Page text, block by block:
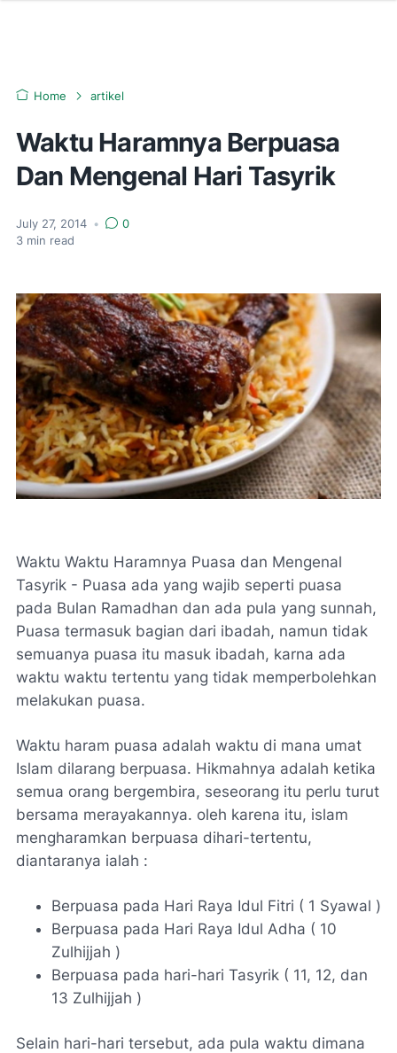
Home artikel
Waktu Haramnya Berpuasa
Dan Mengenal Hari Tasyrik
July 27, 2014 •
0
3 min read
Waktu Waktu Haramnya Puasa dan Mengenal
Tasyrik - Puasa ada yang wajib seperti puasa
pada Bulan Ramadhan dan ada pula yang sunnah,
Puasa termasuk bagian dari ibadah, namun tidak
semuanya puasa itu masuk ibadah, karna ada
waktu waktu tertentu yang tidak memperbolehkan
melakukan puasa.
Waktu haram puasa adalah waktu di mana umat
Islam dilarang berpuasa. Hikmahnya adalah ketika
semua orang bergembira, seseorang itu perlu turut
bersama merayakannya. oleh karena itu, islam
mengharamkan berpuasa dihari-tertentu,
diantaranya ialah :
Berpuasa pada Hari Raya Idul Fitri ( 1 Syawal )
Berpuasa pada Hari Raya Idul Adha ( 10
Zulhijjah )
Berpuasa pada hari-hari Tasyrik ( 11, 12, dan
13 Zulhijjah )
Selain hari-hari tersebut, ada pula waktu dimana